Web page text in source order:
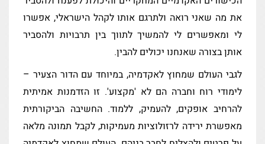
את מה שאני רואה ולתרגם אותו לקהל הישראלי, אפשרו
לי ומאפשרים לי להמשיך לתווך בין תרבויות ולהסביר
אותן בצורה שאנחנו יכולים להבין.
לגבי העולם שמחוץ לאקדמיה, במיוחד עם הדור הצעיר –
לימודי רוח וחברה הם לא 'מקצוע'. זו הזדמנות אמיתית
להרחיב אופקים, להעמיק, ללמוד. החשיבה הביקורתית
מאפשרת ירידה לרזולוציות מעמיקות, לקבל תמונה מלאה